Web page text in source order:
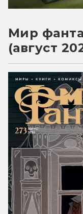
Мир
(август